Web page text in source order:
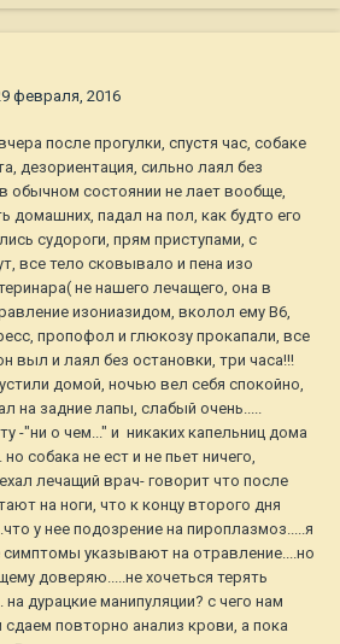
февраля, 2016
после прогулки, спустя час, собаке
дезориентация, сильно лаял без
обычном состоянии не лает вообще,
домашних, падал на пол, как будто его
судороги, прям приступами, с
все тело сковывало и пена изо
не нашего лечащего, она в
изониазидом, вколол ему В6,
пропофол и глюкозу прокапали, все
выл и лаял без остановки, три часа!!!
домой, ночью вел себя спокойно,
на задние лапы, слабый очень.....
-"ни о чем..." и никаких капельниц дома
собака не ест и не пьет ничего,
лечащий врач- говорит что после
на ноги, что к концу второго дня
у нее подозрение на пироплазмоз.....я
симптомы указывают на отравление....но
доверяю.....не хочеться терять
дурацкие манипуляции? с чего нам
сдаем повторно анализ крови, а пока